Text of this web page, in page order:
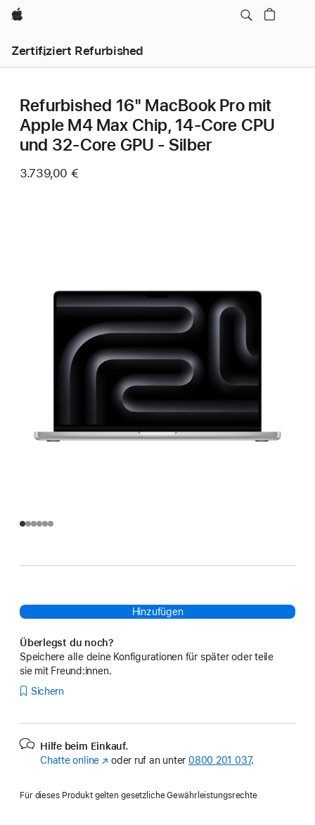
Apple
Zertifiziert Refurbished
Refurbished 16" MacBook Pro mit
Apple M4 Max Chip, 14‑Core CPU
und 32‑Core GPU - Silber
3.739,00 €
Hinzufügen
Überlegst du noch?
Speichere alle deine Konfigurationen für später oder teile
sie mit Freund:innen.
Sichern
Hilfe beim Einkauf.
Chatte online (Öffnet
Fenster)
oder ruf an unter 0800 201 037.
Für dieses Produkt gelten gesetzliche Gewährleistungsrechte